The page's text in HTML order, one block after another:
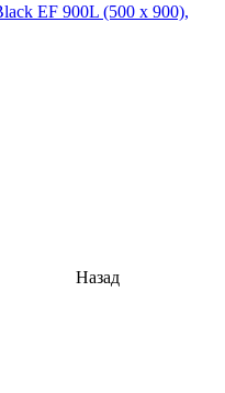
EF 900L (500 х 900),
Назад